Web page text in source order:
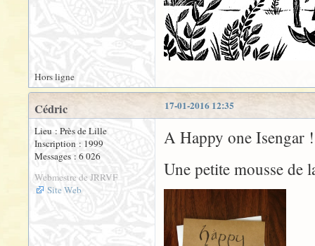
Hors ligne
17-01-2016 12:35
Cédric
Lieu : Près de Lille
Inscription : 1999
Messages : 6 026
Webmestre de JRRVF
Site Web
A Happy one Isengar
Une petite mousse